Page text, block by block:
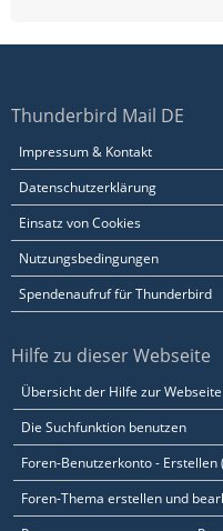
Thunderbird Mail DE
Impressum & Kontakt
Datenschutzerklärung
Einsatz von Cookies
Nutzungsbedingungen
Spendenaufruf für Thunderbird
Hilfe zu dieser Webseite
Übersicht der Hilfe zur Webseite
Die Suchfunktion benutzen
Foren-Benutzerkonto -
Foren-Thema erstellen und